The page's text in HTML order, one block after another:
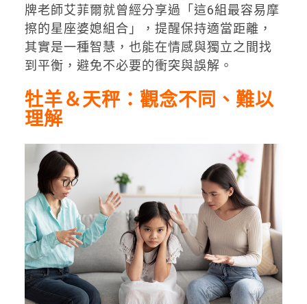
牌老師艾菲爾就曾經分享過「這6組最容易摩
擦的星座婆媳組合」，提醒保持適當距離，
其實是一種智慧，也能在情感與獨立之間找
到平衡，避免不必要的衝突與誤解。
牡羊＆天秤：觀念不同、難以
理解